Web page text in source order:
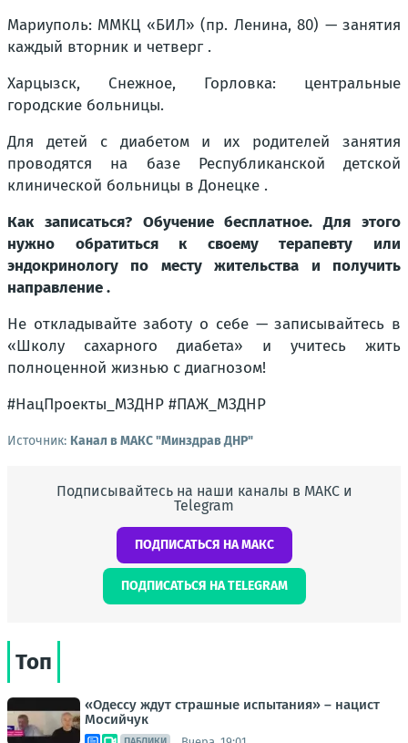
Мариуполь: ММКЦ «БИЛ» (пр. Ленина, 80) — занятия
каждый вторник и четверг .
Харцызск, Снежное, Горловка: центральные
городские больницы.
Для детей с диабетом и их родителей занятия
проводятся на базе Республиканской детской
клинической больницы в Донецке .
Как записаться? Обучение бесплатное. Для этого
нужно обратиться к своему терапевту или
эндокринологу по месту жительства и получить
направление .
Не откладывайте заботу о себе — записывайтесь в
«Школу сахарного диабета» и учитесь жить
полноценной жизнью с диагнозом!
#НацПроекты_МЗДНР #ПАЖ_МЗДНР
Источник: Канал в МАКС "Минздрав ДНР"
Подписывайтесь на наши каналы в МАКС и
Telegram
ПОДПИСАТЬСЯ НА МАКС
ПОДПИСАТЬСЯ НА TELEGRAM
Топ
«Одессу ждут страшные испытания» – нацист
Мосийчук